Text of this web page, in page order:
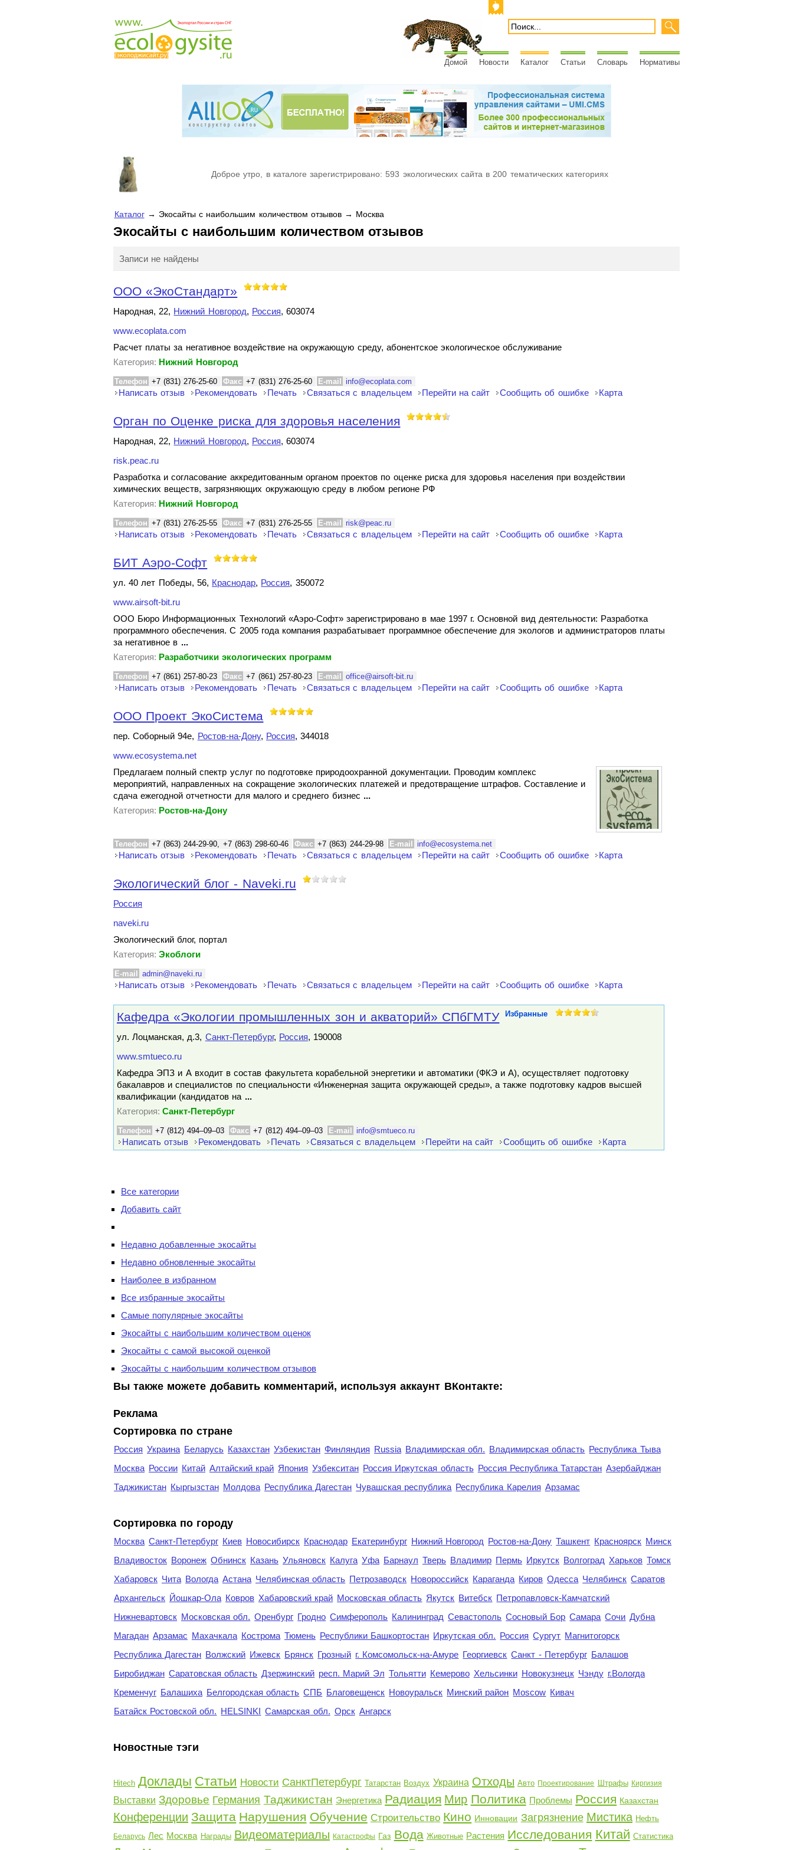
Домой Новости Каталог Статьи Словарь Нормативы
Доброе утро, в каталоге зарегистрировано: 593 экологических сайта в 200 тематических категориях
Каталог→ Экосайты с наибольшим количеством отзывов → Москва
Экосайты с наибольшим количеством отзывов
Записи не найдены
ООО «ЭкоСтандарт»
Народная, 22, Нижний Новгород, Россия, 603074
www.ecoplata.com
Расчет платы за негативное воздействие на окружающую среду, абонентское экологическое обслуживание
Категория: Нижний Новгород
Телефон +7 (831) 276-25-60 Факс +7 (831) 276-25-60 E-mail info@ecoplata.com
Написать отзыв Рекомендовать Печать Связаться с владельцем Перейти на сайт Сообщить об ошибке Карта
Орган по Оценке риска для здоровья населения
Народная, 22, Нижний Новгород, Россия, 603074
risk.peac.ru
Разработка и согласование аккредитованным органом проектов по оценке риска для здоровья населения при воздействии
химических веществ, загрязняющих окружающую среду в любом регионе РФ
Категория: Нижний Новгород
Телефон +7 (831) 276-25-55 Факс +7 (831) 276-25-55 E-mail risk@peac.ru
Написать отзыв Рекомендовать Печать Связаться с владельцем Перейти на сайт Сообщить об ошибке Карта
БИТ Аэро-Софт
ул. 40 лет Победы, 56, Краснодар, Россия, 350072
www.airsoft-bit.ru
ООО Бюро Информационных Технологий «Аэро-Софт» зарегистрировано в мае 1997 г. Основной вид деятельности: Разработка
программного обеспечения. С 2005 года компания разрабатывает программное обеспечение для экологов и администраторов платы
за негативное в ...
Категория: Разработчики экологических программ
Телефон +7 (861) 257-80-23 Факс +7 (861) 257-80-23 E-mail office@airsoft-bit.ru
Написать отзыв Рекомендовать Печать Связаться с владельцем Перейти на сайт Сообщить об ошибке Карта
ООО Проект ЭкоСистема
пер. Соборный 94е, Ростов-на-Дону, Россия, 344018
www.ecosystema.net
Предлагаем полный спектр услуг по подготовке природоохранной документации. Проводим комплекс
мероприятий, направленных на сокращение экологических платежей и предотвращение штрафов. Составление и
сдача ежегодной отчетности для малого и среднего бизнес ...
Категория: Ростов-на-Дону
Телефон +7 (863) 244-29-90, +7 (863) 298-60-46 Факс +7 (863) 244-29-98 E-mail info@ecosystema.net
Написать отзыв Рекомендовать Печать Связаться с владельцем Перейти на сайт Сообщить об ошибке Карта
Экологический блог - Naveki.ru
Россия
naveki.ru
Экологический блог, портал
Категория: Экоблоги
E-mail admin@naveki.ru
Написать отзыв Рекомендовать Печать Связаться с владельцем Перейти на сайт Сообщить об ошибке Карта
Кафедра «Экологии промышленных зон и акваторий» СПбГМТУ Избранные
ул. Лоцманская, д.3, Санкт-Петербург, Россия, 190008
www.smtueco.ru
Кафедра ЭПЗ и А входит в состав факультета корабельной энергетики и автоматики (ФКЭ и А), осуществляет подготовку
бакалавров и специалистов по специальности «Инженерная защита окружающей среды», а также подготовку кадров высшей
квалификации (кандидатов на ...
Категория: Санкт-Петербург
Телефон +7 (812) 494–09–03 Факс +7 (812) 494–09–03 E-mail info@smtueco.ru
Написать отзыв Рекомендовать Печать Связаться с владельцем Перейти на сайт Сообщить об ошибке Карта
Все категории
Добавить сайт
Недавно добавленные экосайты
Недавно обновленные экосайты
Наиболее в избранном
Все избранные экосайты
Самые популярные экосайты
Экосайты с наибольшим количеством оценок
Экосайты с самой высокой оценкой
Экосайты с наибольшим количеством отзывов
Вы также можете добавить комментарий, используя аккаунт ВКонтакте:
Реклама
Сортировка по стране
Россия Украина Беларусь Казахстан Узбекистан Финляндия Russia Владимирская обл. Владимирская область Республика Тыва
Москва России Китай Алтайский край Япония Узбекситан Россия Иркутская область Россия Республика Татарстан Азербайджан
Таджикистан Кыргызстан Молдова Республика Дагестан Чувашская республика Республика Карелия Арзамас
Cортировка по городу
Москва Санкт-Петербург Киев Новосибирск Краснодар Екатеринбург Нижний Новгород Ростов-на-Дону Ташкент Красноярск Минск
Владивосток Воронеж Обнинск Казань Ульяновск Калуга Уфа Барнаул Тверь Владимир Пермь Иркутск Волгоград Харьков Томск
Хабаровск Чита Вологда Астана Челябинская область Петрозаводск Новороссийск Караганда Киров Одесса Челябинск Саратов
Архангельск Йошкар-Ола Ковров Хабаровский край Московская область Якутск Витебск Петропавловск-Камчатский
Нижневартовск Московская обл. Оренбург Гродно Симферополь Калининград Севастополь Сосновый Бор Самара Сочи Дубна
Магадан Арзамас Махачкала Кострома Тюмень Республики Башкортостан Иркутская обл. Россия Сургут Магнитогорск
Республика Дагестан Волжский Ижевск Брянск Грозный г. Комсомольск-на-Амуре Георгиевск Санкт - Петербург Балашов
Биробиджан Саратовская область Дзержинский респ. Марий Эл Тольятти Кемерово Хельсинки Новокузнецк Чэнду г.Вологда
Кременчуг Балашиха Белгородская область СПБ Благовещенск Новоуральск Минский район Moscow Кивач
Батайск Ростовской обл. HELSINKI Самарская обл. Орск Ангарск
Новостные тэги
Hitech Доклады Статьи Новости СанктПетербург Татарстан Воздух Украина Отходы Авто Проектирование Штрафы Киргизия
Выставки Здоровье Германия Таджикистан Энергетика Радиация Мир Политика Проблемы Россия Казахстан
Конференции Защита Нарушения Обучение Строительство Кино Инновации Загрязнение Мистика Нефть
Беларусь Лес Москва Награды Видеоматериалы Катастрофы Газ Вода Животные Растения Исследования Китай Статистика